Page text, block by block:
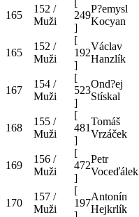
165
152 /
Muži
249
]
P?emysl
Kocyan
165
152 /
Muži
[
192
]
Václav
Hanzlík
167
154 /
Muži
[
523
]
Ond?ej
Stískal
168
155 /
Muži
[
481
]
Tomáš
Vrzáček
169
156 /
Muži
[
472
]
Petr
Voceďálek
170
157 /
Muži
[
197
Antonín
Hejkrlík